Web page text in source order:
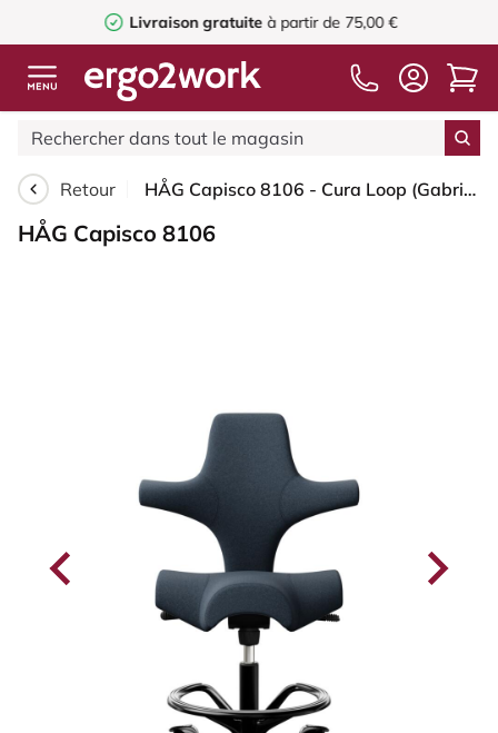
Livraison gratuiteà partir de 75,00 €
Retour HÅG Capisco 8106 - Cura Loop (Gabriel) - Polyester recyclé - CLP66165 Blue - Noir - 200 mm (hauteur d’assise 46–64 cm) - Roues souples pour sols durs
HÅG Capisco 8106